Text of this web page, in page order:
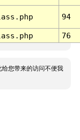
94
76
您带来的访问不便我